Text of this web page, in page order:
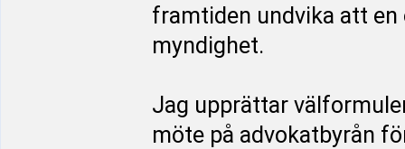
framtiden undvika att
myndighet.
Jag upprättar
möte på advokatbyrån